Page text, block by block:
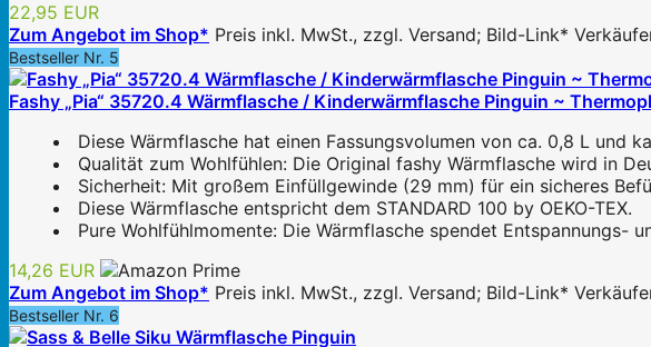
22,95 EUR
Zum Angebot im Shop* Preis inkl. MwSt., zzgl. Versand; Bild-Link*
Bestseller Nr. 5
Fashy „Pia“ 35720.4 Wärmflasche / Kinderwärmflasche Pinguin ~
Diese Wärmflasche hat einen Fassungsvolumen von ca. 0,8 L und
Qualität zum Wohlfühlen: Die Original fashy Wärmflasche wird in
Sicherheit: Mit großem Einfüllgewinde (29 mm) für ein sicheres
Diese Wärmflasche entspricht dem STANDARD 100 by OEKO-TEX.
Pure Wohlfühlmomente: Die Wärmflasche spendet Entspannungs-
14,26 EUR
Zum Angebot im Shop* Preis inkl. MwSt., zzgl. Versand; Bild-Link*
Bestseller Nr. 6